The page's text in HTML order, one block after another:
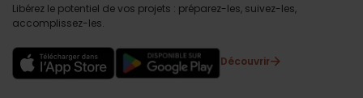
Libérez le potentiel de vos projets : préparez-les, suivez-les,
accomplissez-les.
Découvrir